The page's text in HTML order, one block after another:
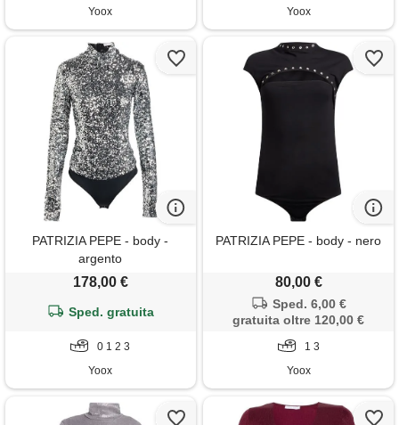
Yoox Yoox
PATRIZIA PEPE - body -
argento
178,00 €
Sped. gratuita
0 1 2 3
Yoox
PATRIZIA PEPE - body - nero
80,00 €
Sped. 6,00 €
gratuita oltre 120,00 €
1 3
Yoox